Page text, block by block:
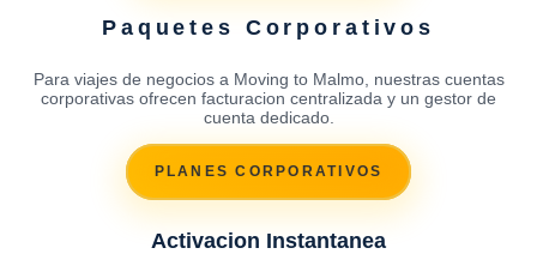
Paquetes Corporativos
Para viajes de negocios a Moving to Malmo, nuestras cuentas
corporativas ofrecen facturacion centralizada y un gestor de
cuenta dedicado.
PLANES CORPORATIVOS
Activacion Instantanea